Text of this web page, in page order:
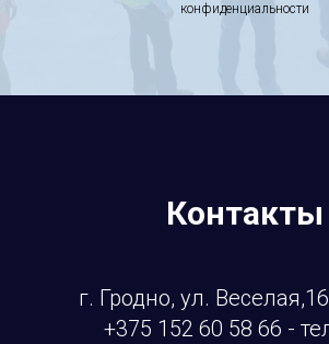
конфиденциальности
Контакты
г. Гродно, ул.
+375 152 60 58 66 -